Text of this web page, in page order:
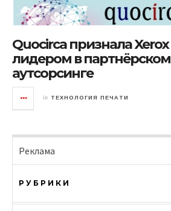
Quocirca признала Xerox
лидером в партнёрском
аутсорсинге
in ТЕХНОЛОГИЯ ПЕЧАТИ
Реклама
РУБРИКИ